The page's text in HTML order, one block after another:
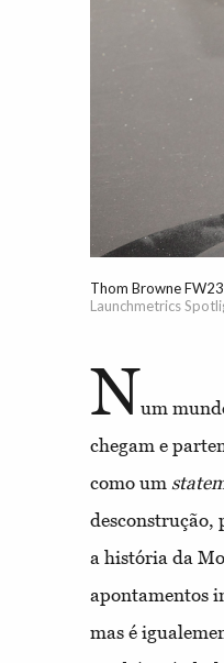
Thom Browne FW23
Launchmetrics
Num
chegam e
como um
desconstrução,
a história da
apontamentos
mas é